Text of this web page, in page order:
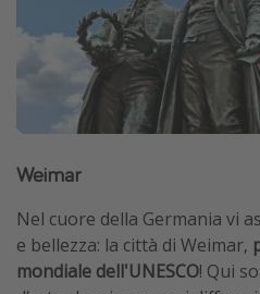
Weimar
Nel cuore della Germania vi
e bellezza: la città di Weimar,
mondiale dell'UNESCO! Qui